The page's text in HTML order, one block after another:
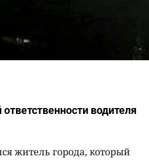
водителя
житель города, который